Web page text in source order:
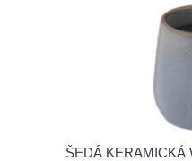
ŠEDÁ KERAMICKÁ